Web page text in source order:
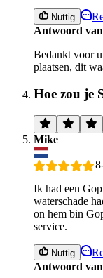
Nuttig
Antwoord
Bedankt voor
plaatsen, dit
Hoe zou je
Mike
Ik had een
waterschade
on hem bin
service.
Nuttig
Antwoord